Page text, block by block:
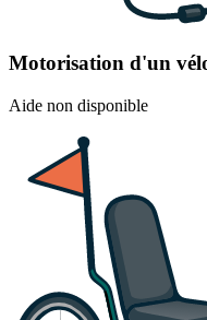
Motorisation d'un
Aide non disponible